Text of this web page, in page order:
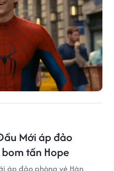
Mới áp đảo
tấn Hope